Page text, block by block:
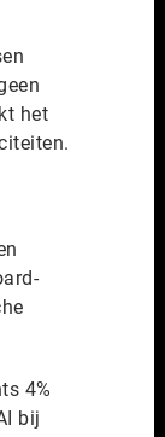
het
4%
bij